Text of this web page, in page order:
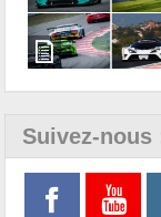
Suivez-nous